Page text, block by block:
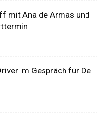
mit Ana de Armas und
im Gespräch für De